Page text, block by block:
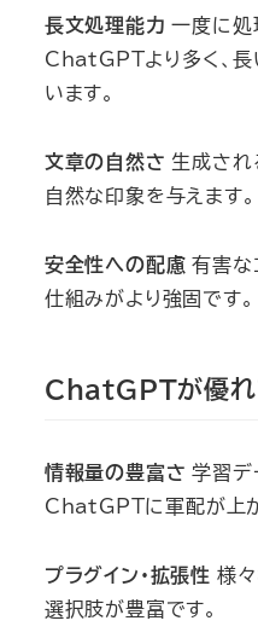
長文処理能力 一度に処
ChatGPTより多く、長
います。
文章の自然さ 生成され
自然な印象を与えます。
安全性への配慮 有害な
仕組みがより強固です。
ChatGPTが優れ
情報量の豊富さ 学習デ
ChatGPTに軍配が上が
プラグイン・拡張性 様
選択肢が豊富です。